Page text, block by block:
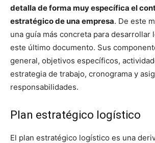
detalla de forma muy específica el
estratégico de una empresa. De este
una guía más concreta para desarrollar
este último documento. Sus
general, objetivos específicos,
estrategia de trabajo, cronograma y
responsabilidades.
Plan estratégico logístico
El plan estratégico logístico es una